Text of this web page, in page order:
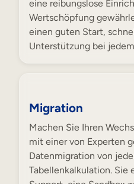
eine reibungslose
Wertschöpfung
einen guten Start,
Unterstützung bei
Migration
Machen Sie Ihren
mit einer von Experten
Datenmigration von
Tabellenkalkulation. Sie